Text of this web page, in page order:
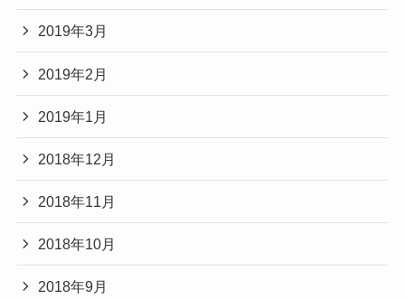
2019年3月
2019年2月
2019年1月
2018年12月
2018年11月
2018年10月
2018年9月